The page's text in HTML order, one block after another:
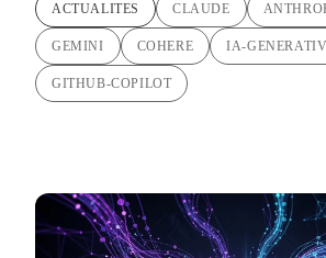
ACTUALITES CLAUDE
GEMINI COHERE IA-
GITHUB-COPILOT